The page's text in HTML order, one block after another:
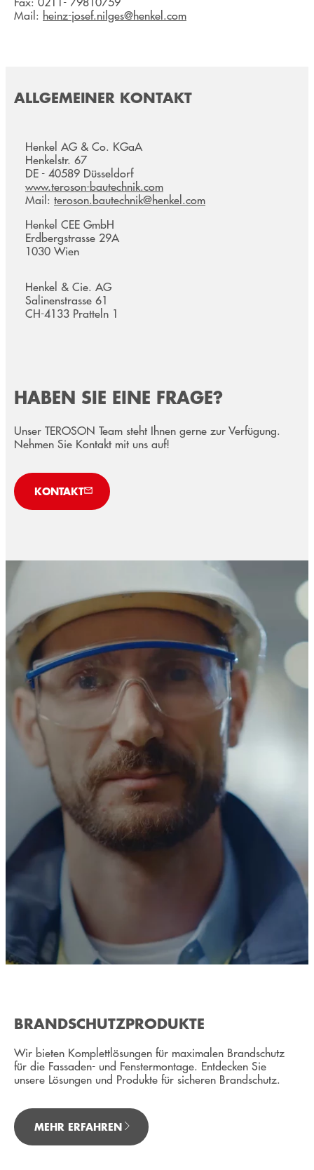
Mail: heinz-josef.nilges@henkel.com
ALLGEMEINER KONTAKT
Henkel AG & Co. KGaA
Henkelstr. 67
DE - 40589 Düsseldorf
www.teroson-bautechnik.com
Mail: teroson.bautechnik@henkel.com
Henkel CEE GmbH
Erdbergstrasse 29A
1030 Wien
Henkel & Cie. AG
Salinenstrasse 61
CH-4133 Pratteln 1
HABEN SIE EINE FRAGE?
Unser TEROSON Team steht Ihnen gerne zur Verfügung.
Nehmen Sie Kontakt mit uns auf!
KONTAKT
BRANDSCHUTZPRODUKTE
Wir bieten Komplettlösungen für maximalen Brandschutz
für die Fassaden- und Fenstermontage. Entdecken Sie
unsere Lösungen und Produkte für sicheren Brandschutz.
MEHR ERFAHREN